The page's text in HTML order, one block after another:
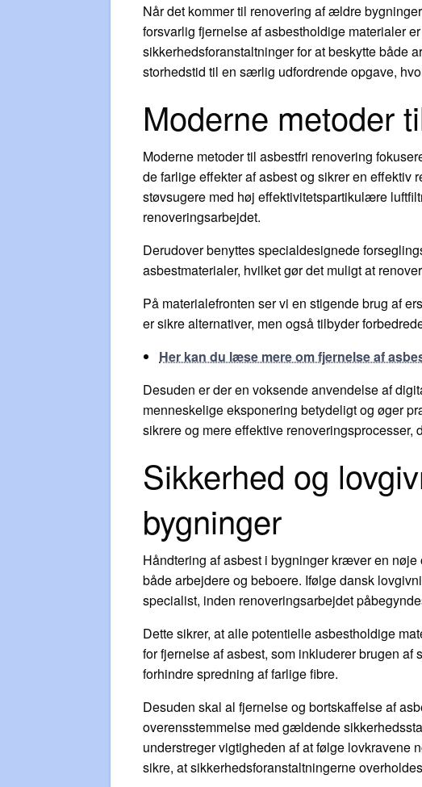
Når det kommer til renovering af ældre
forsvarlig fjernelse af asbestholdige materialer
sikkerhedsforanstaltninger for at beskytte både
storhedstid til en særlig udfordrende opgave,
Moderne metoder
Moderne metoder til asbestfri renovering
de farlige effekter af asbest og sikrer en effektiv
støvsugere med høj effektivitetspartikulære
renoveringsarbejdet.
Derudover benyttes specialdesignede
asbestmaterialer, hvilket gør det muligt at
På materialefronten ser vi en stigende brug af
er sikre alternativer, men også tilbyder
Her kan du læse mere om fjernelse af
Desuden er der en voksende anvendelse af
menneskelige eksponering betydeligt og øger
sikrere og mere effektive
Sikkerhed og
bygninger
Håndtering af asbest i bygninger kræver en
både arbejdere og beboere. Ifølge dansk
specialist, inden renoveringsarbejdet
Dette sikrer, at alle potentielle asbestholdige
for fjernelse af asbest, som inkluderer brugen
forhindre spredning af farlige fibre.
Desuden skal al fjernelse og bortskaffelse af
overensstemmelse med gældende
understreger vigtigheden af at følge lovkravene
sikre, at sikkerhedsforanstaltningerne